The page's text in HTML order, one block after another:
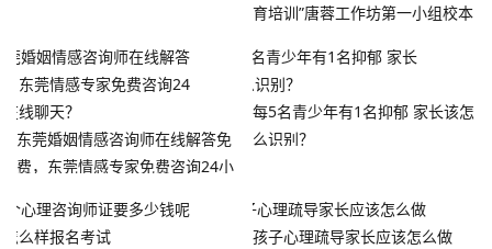
育培训”唐蓉工作坊第一小组校本
东莞婚姻情感咨询师在线解答免
费，东莞情感专家免费咨询24小
每5名青少年有1名抑郁 家长该怎
么识别？
孩子心理疏导家长应该怎么做